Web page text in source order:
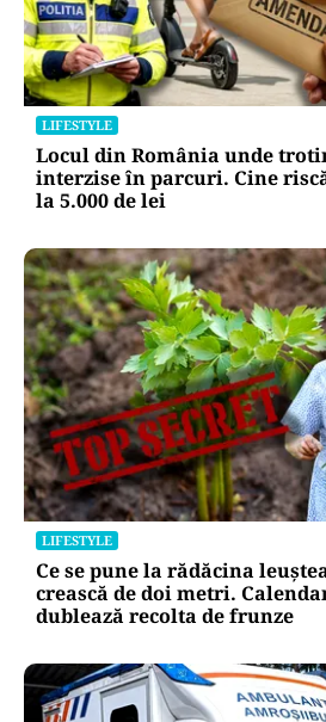
LIFESTYLE
Locul din România unde
interzise în parcuri. Cine
la 5.000 de lei
LIFESTYLE
Ce se pune la rădăcina
crească de doi metri.
dublează recolta de frunze